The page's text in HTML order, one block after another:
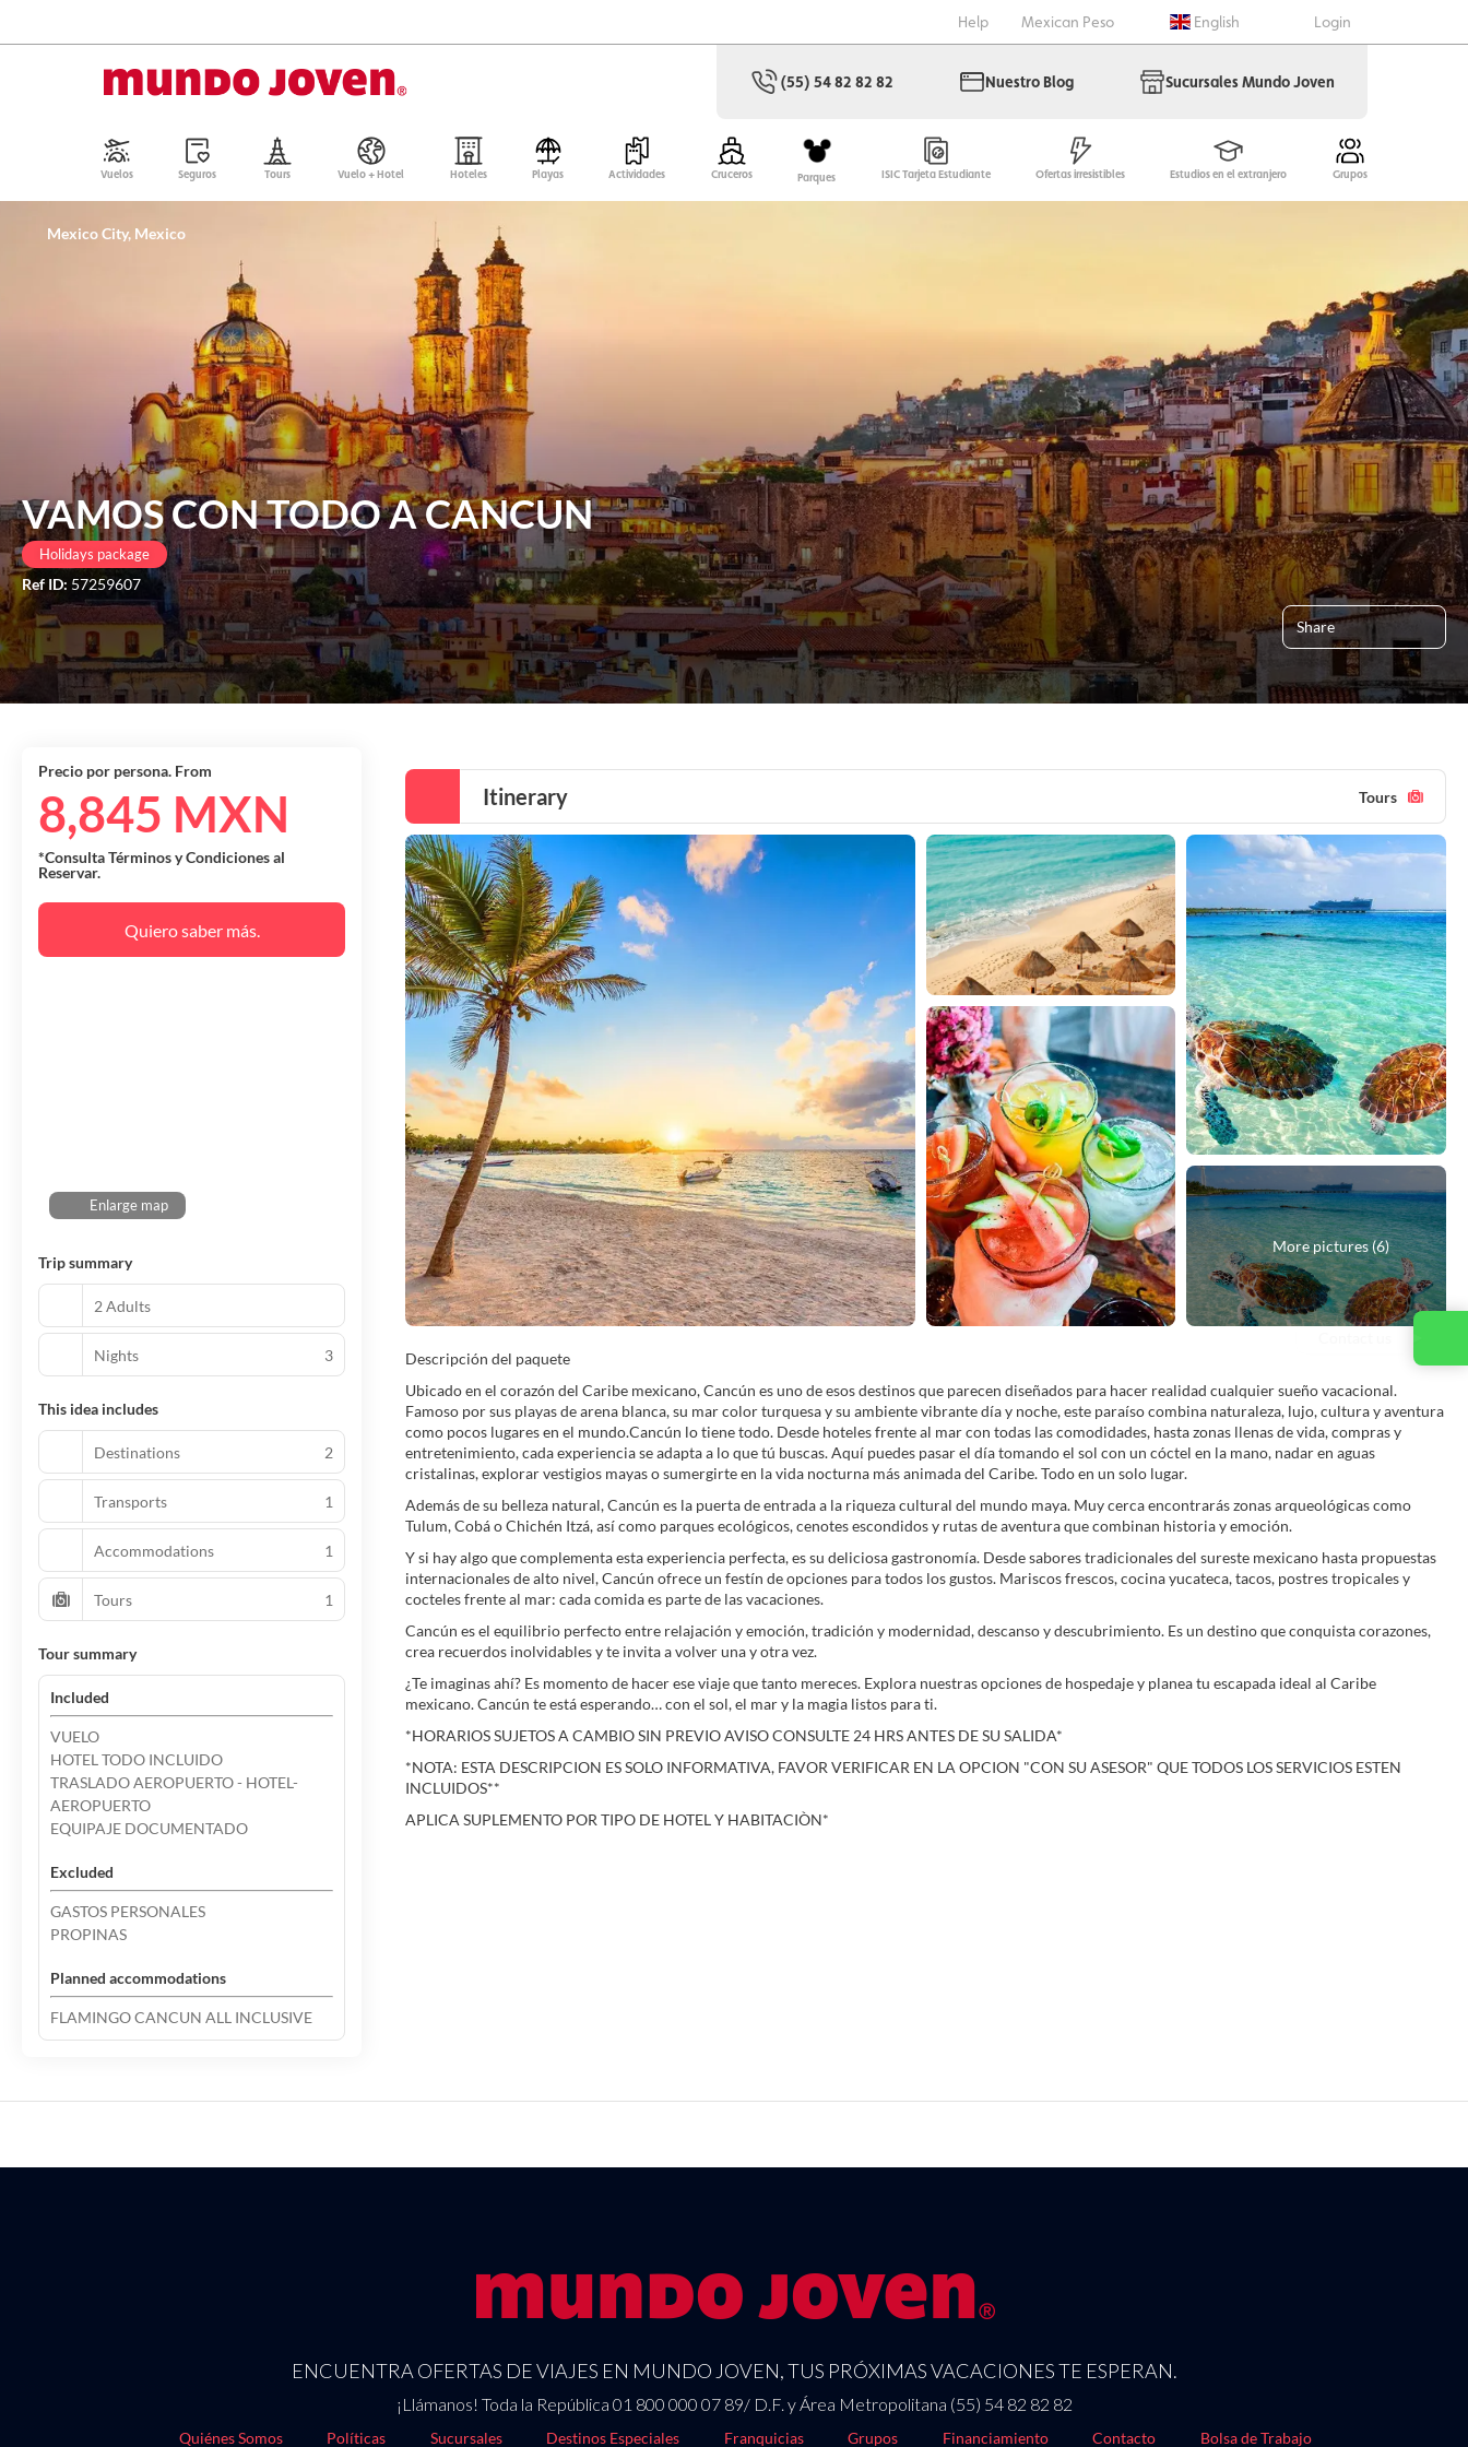
Help Mexican Peso English Login
(55) 54 82 82 82 Nuestro Blog Sucursales Mundo Joven
Vuelos Seguros Tours Vuelo + Hotel Hoteles Playas Actividades Cruceros Parques ISIC Tarjeta Estudiante Ofertas irresistibles Estudios en el extranjero Grupos
VAMOS CON TODO A CANCUN
Holidays package
Ref ID: 57259607
Share
Mexico City, Mexico
Itinerary Tours
More pictures (6)
Descripción del paquete
Ubicado en el corazón del Caribe mexicano, Cancún es uno de esos destinos que parecen diseñados para hacer realidad cualquier sueño vacacional.
Famoso por sus playas de arena blanca, su mar color turquesa y su ambiente vibrante día y noche, este paraíso combina naturaleza, lujo, cultura y aventura
como pocos lugares en el mundo.Cancún lo tiene todo. Desde hoteles frente al mar con todas las comodidades, hasta zonas llenas de vida, compras y
entretenimiento, cada experiencia se adapta a lo que tú buscas. Aquí puedes pasar el día tomando el sol con un cóctel en la mano, nadar en aguas
cristalinas, explorar vestigios mayas o sumergirte en la vida nocturna más animada del Caribe. Todo en un solo lugar.
Además de su belleza natural, Cancún es la puerta de entrada a la riqueza cultural del mundo maya. Muy cerca encontrarás zonas arqueológicas como
Tulum, Cobá o Chichén Itzá, así como parques ecológicos, cenotes escondidos y rutas de aventura que combinan historia y emoción.
Y si hay algo que complementa esta experiencia perfecta, es su deliciosa gastronomía. Desde sabores tradicionales del sureste mexicano hasta propuestas
internacionales de alto nivel, Cancún ofrece un festín de opciones para todos los gustos. Mariscos frescos, cocina yucateca, tacos, postres tropicales y
cocteles frente al mar: cada comida es parte de las vacaciones.
Cancún es el equilibrio perfecto entre relajación y emoción, tradición y modernidad, descanso y descubrimiento. Es un destino que conquista corazones,
crea recuerdos inolvidables y te invita a volver una y otra vez.
¿Te imaginas ahí? Es momento de hacer ese viaje que tanto mereces. Explora nuestras opciones de hospedaje y planea tu escapada ideal al Caribe
mexicano. Cancún te está esperando… con el sol, el mar y la magia listos para ti.
*HORARIOS SUJETOS A CAMBIO SIN PREVIO AVISO CONSULTE 24 HRS ANTES DE SU SALIDA*
*NOTA: ESTA DESCRIPCION ES SOLO INFORMATIVA, FAVOR VERIFICAR EN LA OPCION "CON SU ASESOR" QUE TODOS LOS SERVICIOS ESTEN
INCLUIDOS**
APLICA SUPLEMENTO POR TIPO DE HOTEL Y HABITACIÒN*
Precio por persona. From
8,845 MXN
*Consulta Términos y Condiciones al
Reservar.
Quiero saber más.
Enlarge map
Trip summary
2 Adults
Nights 3
This idea includes
Destinations 2
Transports 1
Accommodations 1
Tours 1
Tour summary
Included
VUELO
HOTEL TODO INCLUIDO
TRASLADO AEROPUERTO - HOTEL-
AEROPUERTO
EQUIPAJE DOCUMENTADO
Excluded
GASTOS PERSONALES
PROPINAS
Planned accommodations
FLAMINGO CANCUN ALL INCLUSIVE
ENCUENTRA OFERTAS DE VIAJES EN MUNDO JOVEN, TUS PRÓXIMAS VACACIONES TE ESPERAN.
¡Llámanos! Toda la República 01 800 000 07 89/ D.F. y Área Metropolitana (55) 54 82 82 82
Quiénes Somos Políticas Sucursales Destinos Especiales Franquicias Grupos Financiamiento Contacto Bolsa de Trabajo